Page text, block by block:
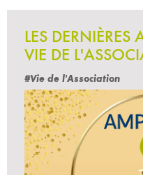
LES DERNIÈRES
VIE DE
#Vie de l'Association